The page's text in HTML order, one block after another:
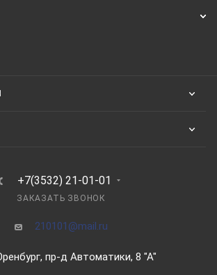
+7(3532) 21-01-01
ЗАКАЗАТЬ ЗВОНОК
210101@mail.ru
пр-д Автоматики, 8 "А"